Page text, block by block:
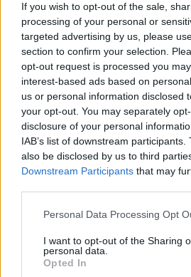
If you wish to opt-out of the sale,
processing of your personal or
targeted advertising by us, please
section to confirm your selection.
opt-out request is processed you
interest-based ads based on
us or personal information disclosed
your opt-out. You may separately
disclosure of your personal
IAB’s list of downstream
also be disclosed by us to third
Downstream Participants that may
Please note that this website/app
not limited to your visit or usage
grant or deny consent to Google and
use your data for below specified
Personal Data Processing Opt
I want to opt-out of the Sharing
personal data.
Opted In
παλιά αρχοντικά και μια
όλο το χρόνο.
Ο Αβλέμονας (πηγή: Shutterstock)